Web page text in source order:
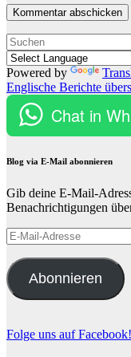
Powered by
Englische Berichte
Chat in
Blog via E-Mail abonnieren
Gib deine E-Mail-
Benachrichtigungen
E-
Mail-
Adresse
Abonnieren
Folge uns auf Facebook!